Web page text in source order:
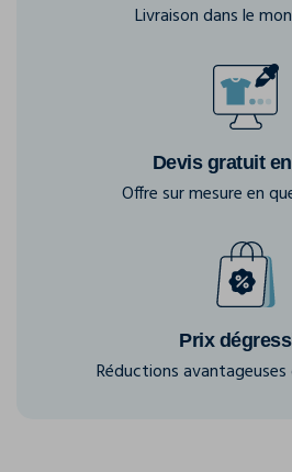
Livraison dans le
Devis gratuit
Offre sur mesure en
Prix
Réductions avantageuses